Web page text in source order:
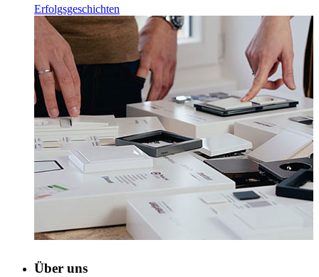
Erfolgsgeschichten
Über uns